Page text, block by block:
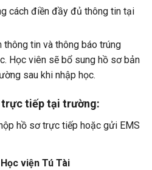
cách điền đầy đủ thông tin tại
thông tin và thông báo trúng
Học viên sẽ bổ sung hồ sơ bản
sau khi nhập học.
trực tiếp tại trường:
hồ sơ trực tiếp hoặc gửi EMS
viện Tú Tài